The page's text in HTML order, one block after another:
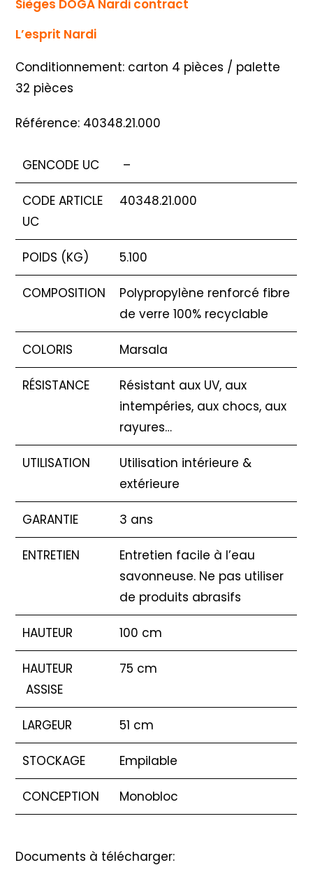
Sièges DOGA Nardi contract
L’esprit Nardi
Conditionnement: carton 4 pièces / palette
32 pièces
Référence: 40348.21.000
GENCODE UC –
CODE ARTICLE
UC
40348.21.000
POIDS (KG) 5.100
COMPOSITION
Polypropylène renforcé fibre
de verre 100% recyclable
COLORIS Marsala
RÉSISTANCE
Résistant aux UV, aux
intempéries, aux chocs, aux
rayures…
UTILISATION
Utilisation intérieure &
extérieure
GARANTIE 3 ans
ENTRETIEN
Entretien facile à l’eau
savonneuse. Ne pas utiliser
de produits abrasifs
HAUTEUR 100 cm
HAUTEUR
ASSISE
75 cm
LARGEUR 51 cm
STOCKAGE Empilable
CONCEPTION Monobloc
Documents à télécharger: